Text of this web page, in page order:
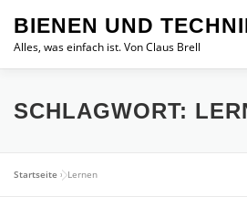
Inhalt
springen
BIENEN UND
Alles, was einfach ist. Von Claus Brell
SCHLAGWORT:
Startseite »Lernen